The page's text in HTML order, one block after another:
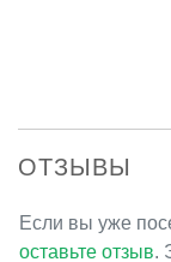
ОТЗЫВЫ
Если вы уже
оставьте отзыв.